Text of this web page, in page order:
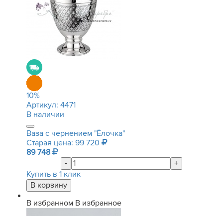
10%
Артикул: 4471
В наличии
Ваза с чернением "Ёлочка"
Старая цена: 99 720
89 748
-
+
Купить в 1 клик
В избранном В избранное